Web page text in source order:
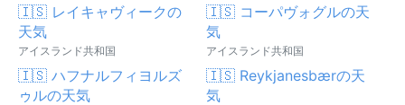
🇮🇸 レイキャヴィークの
天気
アイスランド共和国
🇮🇸 コーパヴォグルの天
気
アイスランド共和国
🇮🇸 ハフナルフィヨルズ
ゥルの天気
🇮🇸 Reykjanesbærの天
気